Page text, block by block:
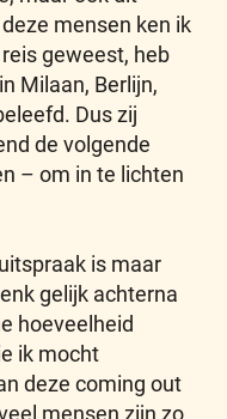
mensen ken ik
geweest, heb
Milaan, Berlijn,
Dus zij
de volgende
– om in te lichten
is maar
gelijk achterna
hoeveelheid
ik mocht
deze coming out
mensen zijn zo